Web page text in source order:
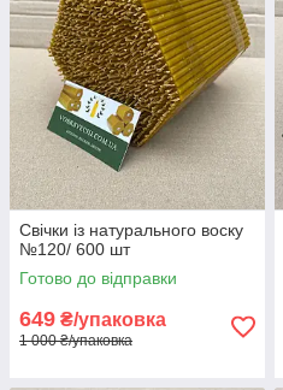
Свічки із натурального воску
№120/ 600 шт
Готово до відправки
649 ₴/упаковка
1 000 ₴/упаковка